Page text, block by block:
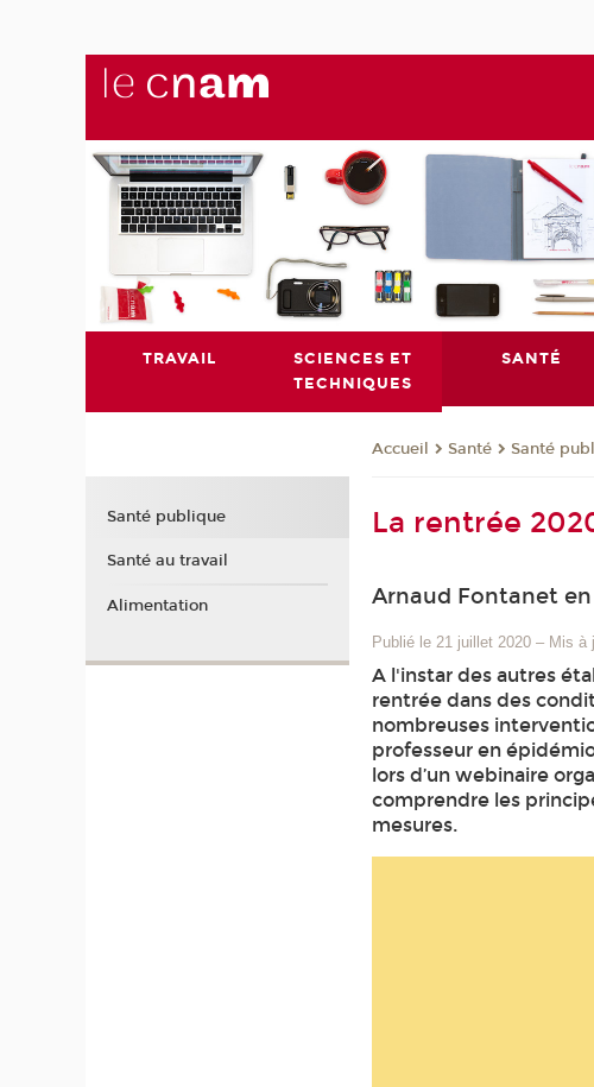
TRAVAIL
SCIENCES ET
TECHNIQUES
SANTÉ
Accueil Santé Santé
La rentrée
Arnaud Fontanet
Publié le 21 juillet 2020 – Mis à
A l'instar des autres
rentrée dans des
nombreuses
professeur en
lors d’un webinaire
comprendre les
mesures.
Santé publique
Santé au travail
Alimentation